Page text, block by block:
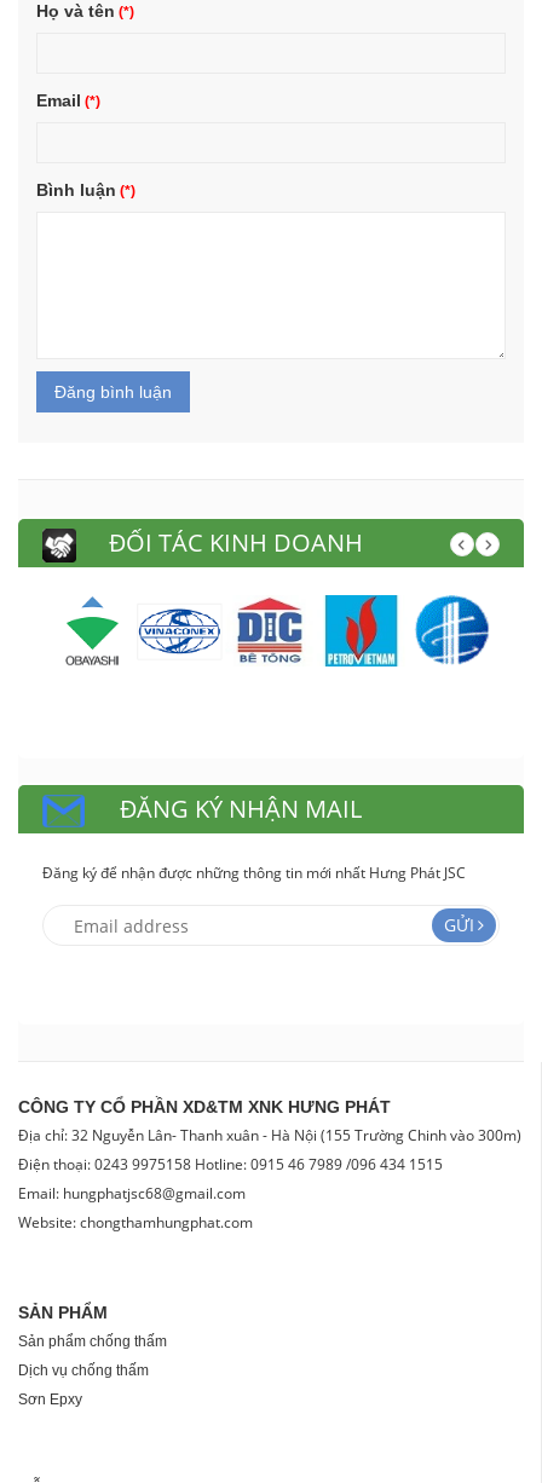
Họ và tên
Email
Bình luận
Đăng bình luận
ĐỐI TÁC KINH DOANH
ĐĂNG KÝ NHẬN MAIL
Đăng ký để nhận được những thông tin mới nhất Hưng Phát JSC
GỬI
CÔNG TY CỔ PHẦN XD&TM XNK HƯNG PHÁT
Địa chỉ: 32 Nguyễn Lân- Thanh xuân - Hà Nội (155 Trường Chinh vào 300m)
Điện thoại: 0243 9975158 Hotline: 0915 46 7989 /096 434 1515
Email: hungphatjsc68@gmail.com
Website: chongthamhungphat.com
SẢN PHẨM
Sản phẩm chống thấm
Dịch vụ chống thấm
Sơn Epxy